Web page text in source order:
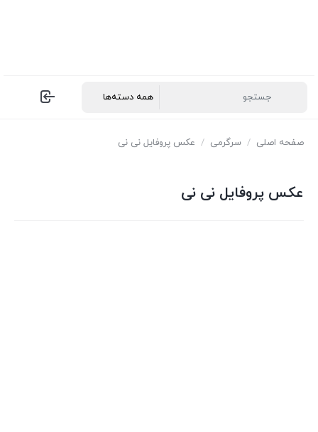
صفحه اصلی / سرگرمی / عکس پروفایل نی نی
عکس پروفایل نی نی